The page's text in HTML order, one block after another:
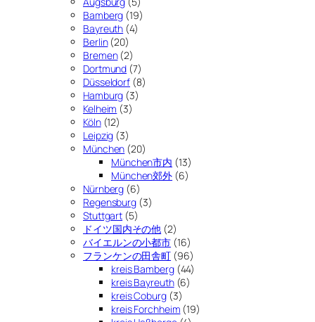
Bamberg (19)
Bayreuth (4)
Berlin(20)
Bremen(2)
Dortmund (7)
Düsseldorf (8)
Hamburg (3)
Kelheim (3)
Köln(12)
Leipzig (3)
München (20)
München市内 (13)
München郊外 (6)
Nürnberg (6)
Regensburg (3)
Stuttgart (5)
ドイツ国内その他 (2)
バイエルンの小都市 (16)
フランケンの田舎町 (96)
kreis Bamberg(44)
kreis Bayreuth(6)
kreis Coburg(3)
kreis Forchheim (19)